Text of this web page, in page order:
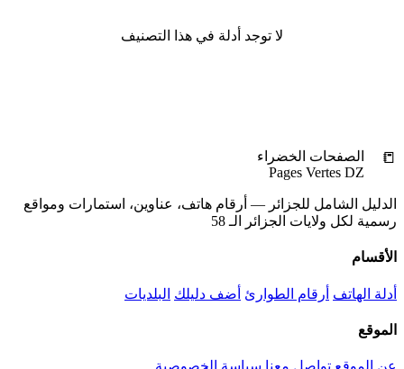
لا توجد أدلة في هذا التصنيف
📒
الصفحات الخضراء
Pages Vertes DZ
الدليل الشامل للجزائر — أرقام هاتف، عناوين، استمارات ومواقع
رسمية لكل ولايات الجزائر الـ 58
الأقسام
أدلة الهاتف أرقام الطوارئ أضف دليلك البلديات
الموقع